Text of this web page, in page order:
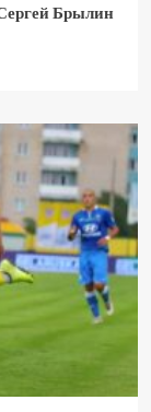
Брылин